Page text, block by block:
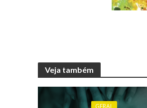
Veja também
GERAL